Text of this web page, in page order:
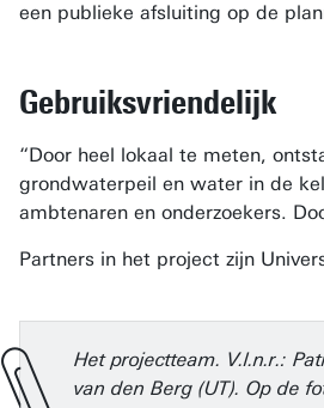
een publieke afsluiting op de
Gebruiksvriendelijk
“Door heel lokaal te meten,
grondwaterpeil en water in de
ambtenaren en onderzoekers.
Partners in het project zijn
Het projectteam. V.l.n.r.:
van den Berg (UT). Op de